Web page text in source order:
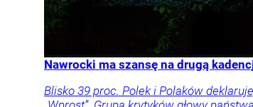
Nawrocki ma szansę na drugą
Blisko 39 proc. Polek i Polaków